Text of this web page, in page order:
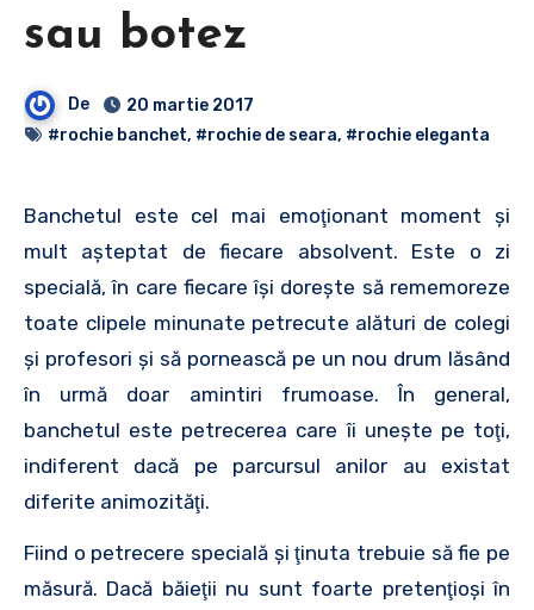
sau botez
De
20 martie 2017
#rochie banchet, #rochie de seara, #rochie eleganta
Banchetul este cel mai emoţionant moment şi
mult aşteptat de fiecare absolvent. Este o zi
specială, în care fiecare îşi doreşte să rememoreze
toate clipele minunate petrecute alături de colegi
şi profesori şi să pornească pe un nou drum lăsând
în urmă doar amintiri frumoase. În general,
banchetul este petrecerea care îi uneşte pe toţi,
indiferent dacă pe parcursul anilor au existat
diferite animozităţi.
Fiind o petrecere specială şi ţinuta trebuie să fie pe
măsură. Dacă băieţii nu sunt foarte pretenţioşi în